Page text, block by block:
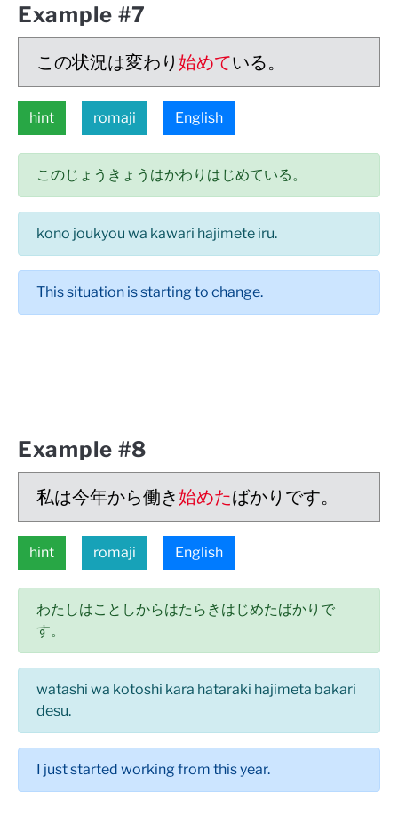
Example #7
この状況は変わり 始めている。
hint romaji English
このじょうきょうはかわりはじめている。
kono joukyou wa kawari hajimete iru.
This situation is starting to change.
Example #8
私は今年から働き始めたばかりです。
hint romaji English
わたしはことしからはたらきはじめたばかりで
す。
watashi wa kotoshi kara hataraki hajimeta bakari
desu.
I just started working from this year.